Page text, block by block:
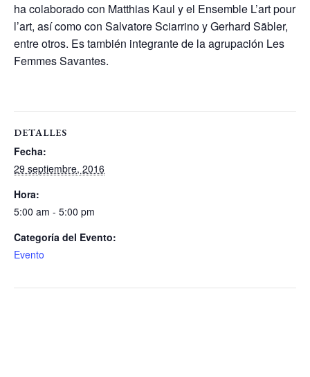
ha colaborado con Matthias Kaul y el Ensemble L’art pour
l’art, así como con Salvatore Sciarrino y Gerhard Säbler,
entre otros. Es también integrante de la agrupación Les
Femmes Savantes.
DETALLES
Fecha:
29 septiembre, 2016
Hora:
5:00 am - 5:00 pm
Categoría del Evento:
Evento